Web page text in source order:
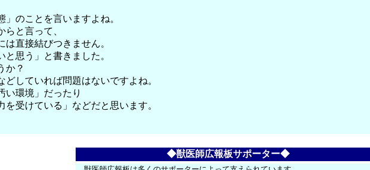
」のことを言いますよね。
と言って、
直接結びつきません。
思う」と書きました。
か？
していれば問題はないですよね。
い環境」だったり
を受けている」などだと思います。
◆獣医師広報板サポーター◆